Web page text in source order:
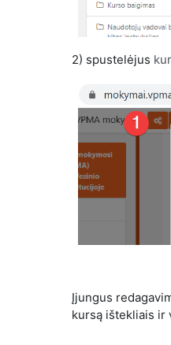
2) spustelėjus
Įjungus
kursą ištekliais ir